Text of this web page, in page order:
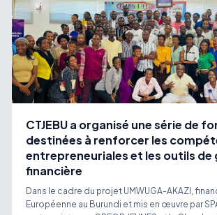
Burundi !
CTJEBU a organisé une série de
destinées à renforcer les
entrepreneuriales et les outils de
financière
Dans le cadre du projet UMWUGA-AKAZI,
Européenne au Burundi et mis en œuvre par